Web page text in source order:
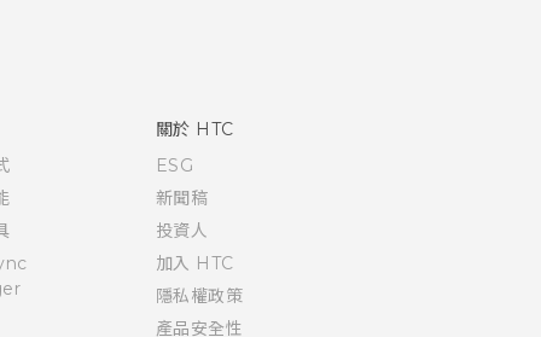
關於 HTC
ESG
新聞稿
投資人
加入 HTC
隱私權政策
產品安全性